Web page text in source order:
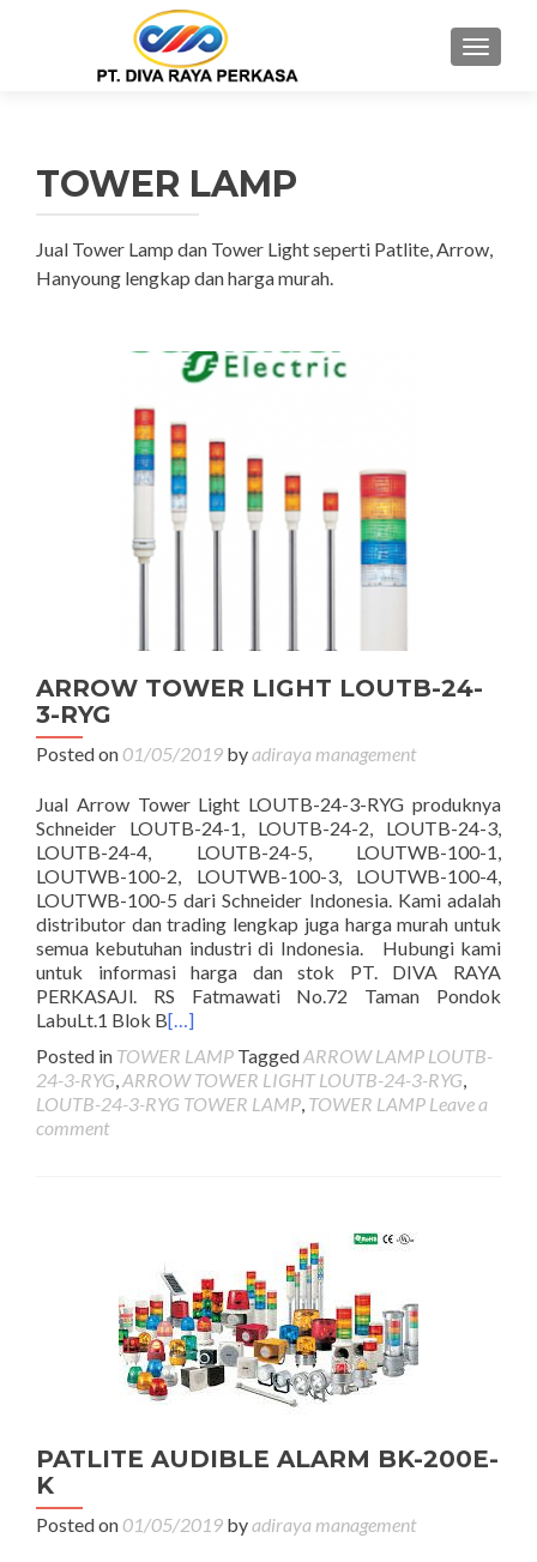
MENU
TOWER LAMP
Jual Tower Lamp dan Tower Light seperti Patlite, Arrow,
Hanyoung lengkap dan harga murah.
ARROW TOWER LIGHT LOUTB-24-
3-RYG
Posted on01/05/2019 byadiraya management
Jual Arrow Tower Light LOUTB-24-3-RYG produknya
Schneider LOUTB-24-1, LOUTB-24-2, LOUTB-24-3,
LOUTB-24-4, LOUTB-24-5, LOUTWB-100-1,
LOUTWB-100-2, LOUTWB-100-3, LOUTWB-100-4,
LOUTWB-100-5 dari Schneider Indonesia. Kami adalah
distributor dan trading lengkap juga harga murah untuk
semua kebutuhan industri di Indonesia. Hubungi kami
untuk informasi harga dan stok PT. DIVA RAYA
PERKASAJl. RS Fatmawati No.72 Taman Pondok
LabuLt.1 Blok B[…]
Posted in TOWER LAMP TaggedARROW LAMP LOUTB-
24-3-RYG,ARROW TOWER LIGHT LOUTB-24-3-RYG,
LOUTB-24-3-RYG TOWER LAMP, TOWER LAMP Leave a
comment
PATLITE AUDIBLE ALARM BK-200E-
K
Posted on01/05/2019 byadiraya management